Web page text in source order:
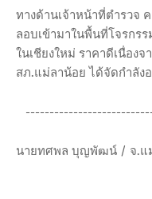
ทางด้านเจ้าหน้าที่ตำรวจ
ลอบเข้ามาในพื้นที่โจรกร
ในเชียงใหม่ ราคาดีเนื่อง
สภ.แม่ลาน้อย ได้จัดกำลัง
นายทศพล บุญพัฒน์ / จ.แ